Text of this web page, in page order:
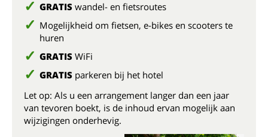
GRATIS wandel- en fietsroutes
Mogelijkheid om fietsen, e-bikes en scooters te
huren
GRATIS WiFi
GRATIS parkeren bij het hotel
Let op: Als u een arrangement langer dan een jaar
van tevoren boekt, is de inhoud ervan mogelijk aan
wijzigingen onderhevig.